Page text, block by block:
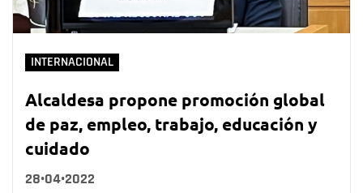
INTERNACIONAL
Alcaldesa propone promoción global
de paz, empleo, trabajo, educación y
cuidado
28•04•2022